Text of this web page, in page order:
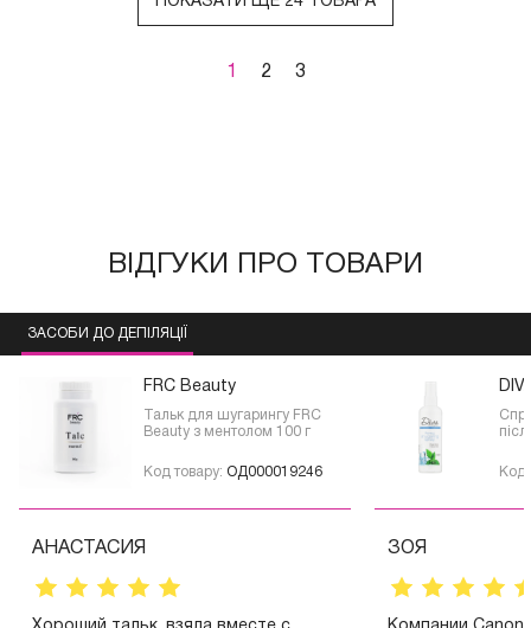
1 2 3
ВІДГУКИ ПРО ТОВАРИ
ЗАСОБИ ДО ДЕПІЛЯЦІЇ
FRC Beauty
Тальк для шугарингу FRC
Beauty з ментолом 100 г
Код товару: ОД000019246
АНАСТАСИЯ
Код
ЗОЯ